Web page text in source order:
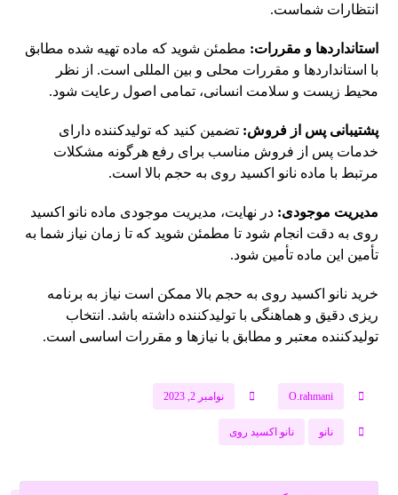
انتظارات شماست.
استانداردها و مقررات: مطمئن شوید که ماده تهیه شده مطابق
با استانداردها و مقررات محلی و بین المللی است. از نظر
محیط زیست و سلامت انسانی، تمامی اصول رعایت شود.
پشتیبانی پس از فروش: تضمین کنید که تولیدکننده دارای
خدمات پس از فروش مناسب برای رفع هرگونه مشکلات
مرتبط با ماده نانو اکسید روی به حجم بالا است.
مدیریت موجودی: در نهایت، مدیریت موجودی ماده نانو اکسید
روی به دقت انجام شود تا مطمئن شوید که تا زمان نیاز شما به
تأمین این ماده تأمین شود.
خرید نانو اکسید روی به حجم بالا ممکن است نیاز به برنامه
ریزی دقیق و هماهنگی با تولیدکننده داشته باشد. انتخاب
تولیدکننده معتبر و مطابق با نیازها و مقررات اساسی است.
O.rahmani نوامبر 2, 2023
نانو نانو اکسید روی